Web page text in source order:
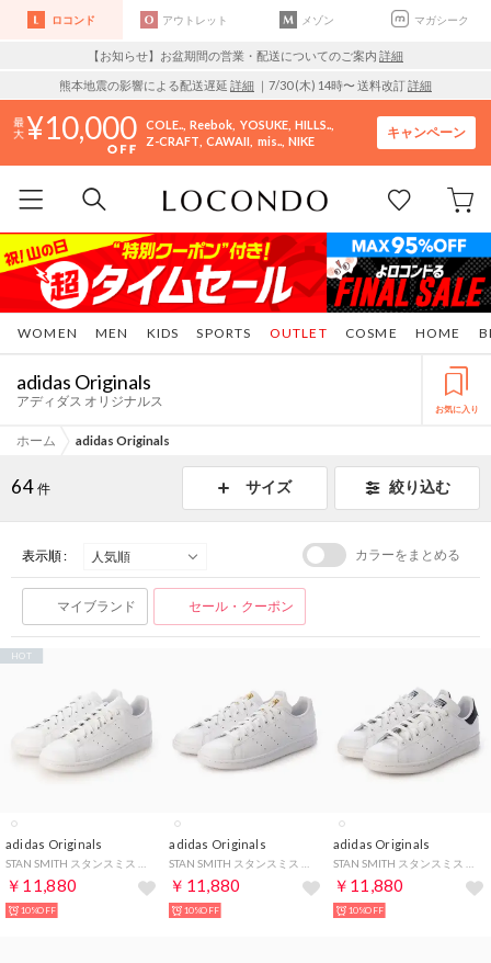
ロコンド アウトレット メゾン マガシーク
【お知らせ】お盆期間の営業・配送についてのご案内 詳細
熊本地震の影響による配送遅延 詳細 ｜7/30 (木) 14時〜 送料改訂詳細
10,000 COLE.. Reebok YOSUKE HILLS..
Z-CRAFT CAWAII mis.. NIKE
キャンペーン
WOMEN MEN KIDS SPORTS COSME HOME
OUTLET
adidas Originals
アディダス オリジナルス お気に入り
ホーム adidas Originals
64 件 サイズ 絞り込む
表示順 : カラーをまとめる
マイブランド セール・クーポン
adidas Originals
￥11,880
HOT
10%OFF
adidas Originals
￥11,880
10%OFF
adidas Originals
￥11,880
10%OFF